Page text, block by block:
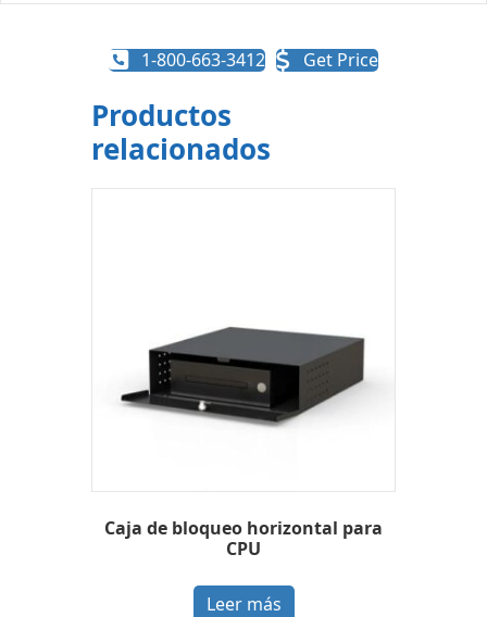
1-800-663-3412 Get Price
Productos
relacionados
Caja de bloqueo horizontal para
CPU
Leer más